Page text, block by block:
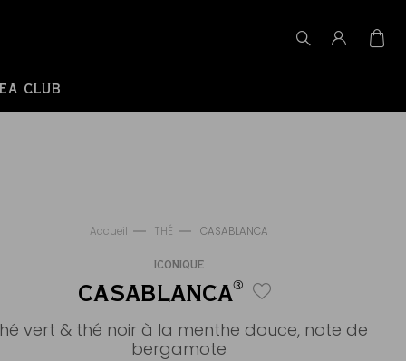
CLUB
Accueil THÉ CASABLANCA
ICONIQUE
CASABLANCA®
vert & thé noir à la menthe douce, note de
bergamote